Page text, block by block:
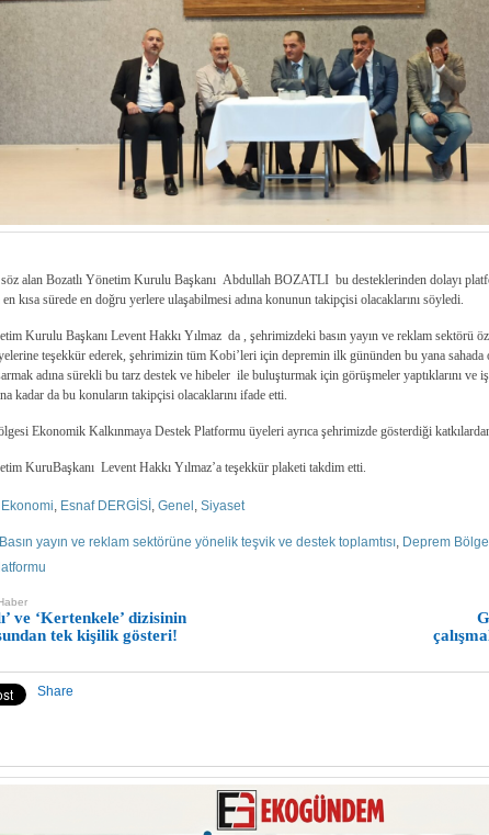
söz alan Bozatlı Yönetim Kurulu Başkanı Abdullah BOZATLI bu desteklerinden dolayı
kısa sürede en doğru yerlere ulaşabilmesi adına konunun takipçisi olacaklarını söyledi.
Kurulu Başkanı Levent Hakkı Yılmaz da , şehrimizdeki basın yayın ve reklam sektörü
teşekkür ederek, şehrimizin tüm Kobi’leri için depremin ilk gününden bu yana sahada
adına sürekli bu tarz destek ve hibeler ile buluşturmak için görüşmeler yaptıklarını ve
kadar da bu konuların takipçisi olacaklarını ifade etti.
Ekonomik Kalkınmaya Destek Platformu üyeleri ayrıca şehrimizde gösterdiği
KuruBaşkanı Levent Hakkı Yılmaz’a teşekkür plaketi takdim etti.
Ekonomi, Esnaf DERGİSİ , Genel , Siyaset
Basın yayın ve reklam sektörüne yönelik teşvik ve destek toplamtısı, Deprem
ve ‘Kertenkele’ dizisinin
tek kişilik gösteri!
Share